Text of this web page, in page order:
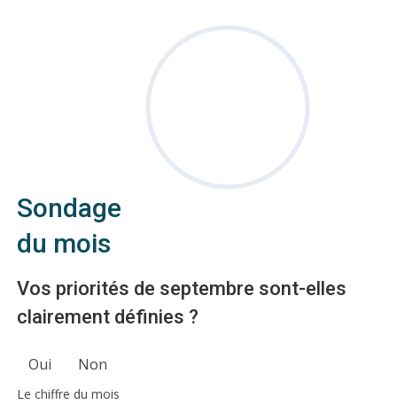
Sondage
du mois
Vos priorités de septembre sont-elles
clairement définies ?
Oui Non
Le chiffre du mois